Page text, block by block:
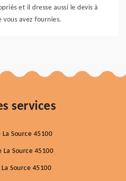
et il dresse aussi le devis à
avez fournies.
services
Source 45100
Source 45100
Source 45100